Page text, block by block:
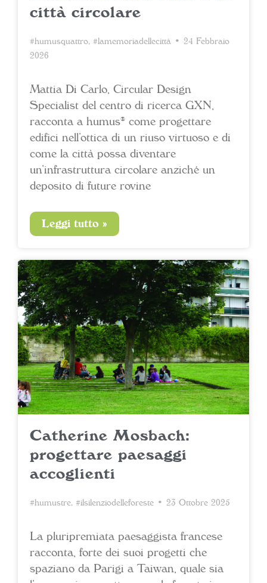
città circolare
#humusquattro, #lamemoriadellecittà • 24 Febbraio
2026
Mattia Di Carlo, Circular Design
Specialist del centro di ricerca GXN,
racconta a humus® come progettare
edifici nell’ottica di un riuso virtuoso e di
come la città possa diventare
un’infrastruttura circolare anziché un
deposito di future rovine
Leggi tutto »
Catherine Mosbach:
progettare paesaggi
accoglienti
#humustre, #ilsilenziodelleforeste • 23 Ottobre 2025
La pluripremiata paesaggista francese
racconta, forte dei suoi progetti che
spaziano da Parigi a Taiwan, quale sia